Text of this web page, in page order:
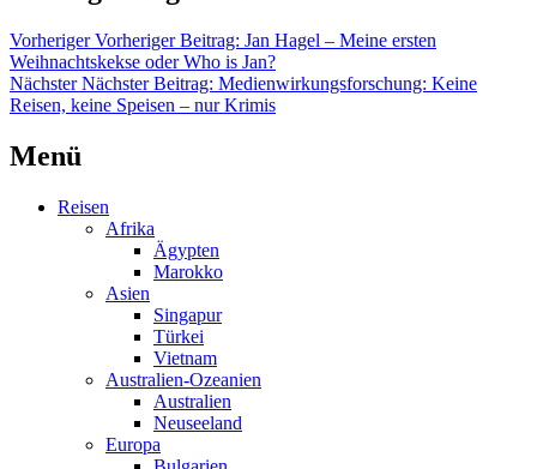
Vorheriger Vorheriger Beitrag: Jan Hagel – Meine ersten
Weihnachtskekse oder Who is Jan?
Nächster Nächster Beitrag: Medienwirkungsforschung: Keine
Reisen, keine Speisen – nur Krimis
Menü
Reisen
Afrika
Ägypten
Marokko
Asien
Singapur
Türkei
Vietnam
Australien-Ozeanien
Australien
Neuseeland
Europa